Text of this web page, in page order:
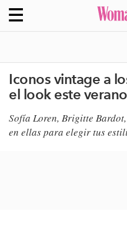
Iconos vintage a
el look este verano
Sofía Loren, Brigitte Bardot
en ellas para elegir tus